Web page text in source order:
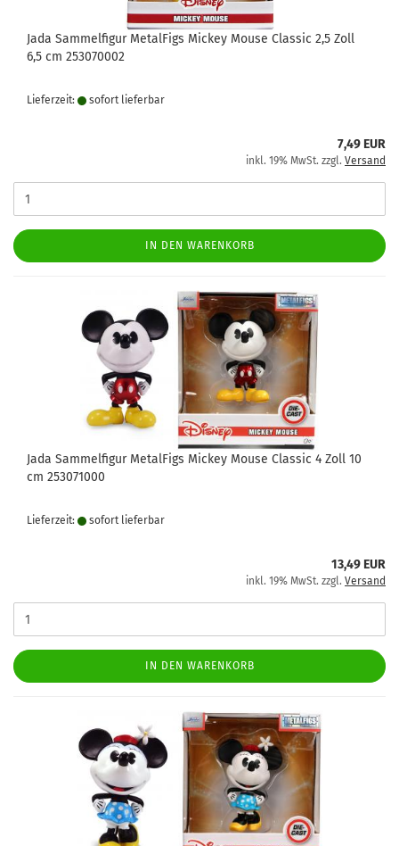
Jada Sammelfigur MetalFigs Mickey Mouse Classic 2,5 Zoll
6,5 cm 253070002
Lieferzeit: sofort lie­fer­bar
7,49 EUR
inkl. 19% MwSt. zzgl. Versand
IN DEN WARENKORB
Jada Sammelfigur MetalFigs Mickey Mouse Classic 4 Zoll 10
cm 253071000
Lieferzeit: sofort lie­fer­bar
13,49 EUR
inkl. 19% MwSt. zzgl. Versand
IN DEN WARENKORB